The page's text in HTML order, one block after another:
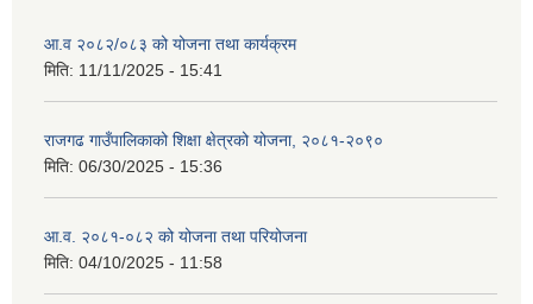
आ.व २०८२/०८३ को योजना तथा कार्यक्रम
मिति: 11/11/2025 - 15:41
राजगढ गाउँपालिकाको शिक्षा क्षेत्रको योजना, २०८१-२०९०
मिति: 06/30/2025 - 15:36
आ.व. २०८१-०८२ को योजना तथा परियोजना
मिति: 04/10/2025 - 11:58